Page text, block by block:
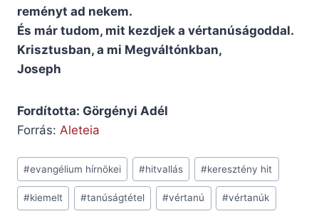
reményt ad nekem.
És már tudom, mit kezdjek a vértanúságoddal.
Krisztusban, a mi Megváltónkban,
Joseph
Fordította: Görgényi Adél
Forrás: Aleteia
Post
Tags:
#evangélium hírnökei #hitvallás #keresztény hit
#kiemelt #tanúságtétel #vértanú #vértanúk